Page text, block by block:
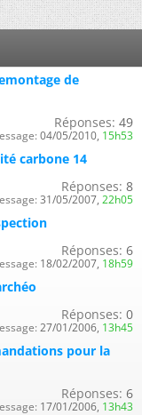
de
Réponses: 49
04/05/2010, 15h53
carbone 14
Réponses: 8
31/05/2007, 22h05
Réponses: 6
18/02/2007, 18h59
Réponses: 0
27/01/2006, 13h45
pour la
Réponses: 6
17/01/2006, 13h43